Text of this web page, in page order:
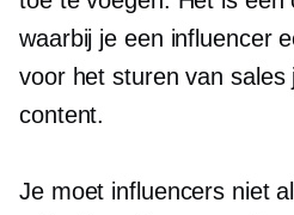
waarbij je een influencer
voor het sturen van sales
content.
Je moet influencers niet